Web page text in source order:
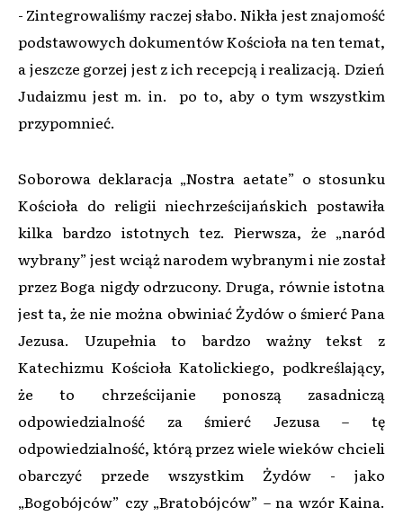
- Zintegrowaliśmy raczej słabo. Nikła jest znajomość
podstawowych dokumentów Kościoła na ten temat,
a jeszcze gorzej jest z ich recepcją i realizacją. Dzień
Judaizmu jest m. in. po to, aby o tym wszystkim
przypomnieć.
Soborowa deklaracja „Nostra aetate” o stosunku
Kościoła do religii niechrześcijańskich postawiła
kilka bardzo istotnych tez. Pierwsza, że „naród
wybrany” jest wciąż narodem wybranym i nie został
przez Boga nigdy odrzucony. Druga, równie istotna
jest ta, że nie można obwiniać Żydów o śmierć Pana
Jezusa. Uzupełnia to bardzo ważny tekst z
Katechizmu Kościoła Katolickiego, podkreślający,
że to chrześcijanie ponoszą zasadniczą
odpowiedzialność za śmierć Jezusa – tę
odpowiedzialność, którą przez wiele wieków chcieli
obarczyć przede wszystkim Żydów - jako
„Bogobójców” czy „Bratobójców” – na wzór Kaina.